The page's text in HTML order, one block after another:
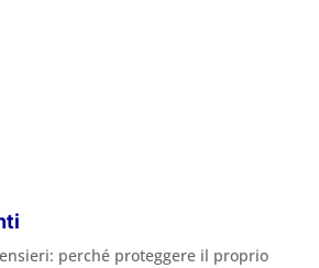
perché proteggere il proprio